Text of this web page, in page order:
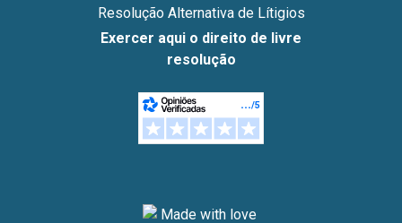
Resolução Alternativa de Lítigios
Exercer aqui o direito de livre
resolução